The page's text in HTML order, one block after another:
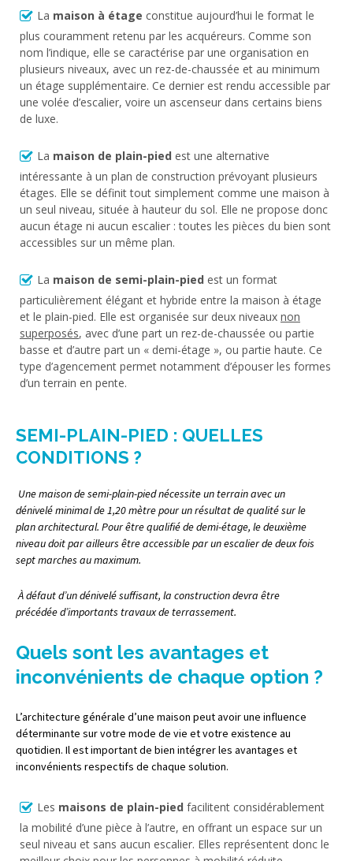
La maison à étage constitue aujourd’hui le format le
plus couramment retenu par les acquéreurs. Comme son
nom l’indique, elle se caractérise par une organisation en
plusieurs niveaux, avec un rez-de-chaussée et au minimum
un étage supplémentaire. Ce dernier est rendu accessible par
une volée d’escalier, voire un ascenseur dans certains biens
de luxe.
La maison de plain-pied est une alternative
intéressante à un plan de construction prévoyant plusieurs
étages. Elle se définit tout simplement comme une maison à
un seul niveau, située à hauteur du sol. Elle ne propose donc
aucun étage ni aucun escalier : toutes les pièces du bien sont
accessibles sur un même plan.
La maison de semi-plain-pied est un format
particulièrement élégant et hybride entre la maison à étage
et le plain-pied. Elle est organisée sur deux niveaux non
superposés, avec d’une part un rez-de-chaussée ou partie
basse et d’autre part un « demi-étage », ou partie haute. Ce
type d’agencement permet notamment d’épouser les formes
d’un terrain en pente.
SEMI-PLAIN-PIED : QUELLES
CONDITIONS ?
Une maison de semi-plain-pied nécessite un terrain avec un
dénivelé minimal de 1,20 mètre pour un résultat de qualité sur le
plan architectural. Pour être qualifié de demi-étage, le deuxième
niveau doit par ailleurs être accessible par un escalier de deux fois
sept marches au maximum.
À défaut d’un dénivelé suffisant, la construction devra être
précédée d’importants travaux de terrassement.
Quels sont les avantages et
inconvénients de chaque option ?
L’architecture générale d’une maison peut avoir une influence
déterminante sur votre mode de vie et votre existence au
quotidien. Il est important de bien intégrer les avantages et
inconvénients respectifs de chaque solution.
Les maisons de plain-pied facilitent considérablement
la mobilité d’une pièce à l’autre, en offrant un espace sur un
seul niveau et sans aucun escalier. Elles représentent donc le